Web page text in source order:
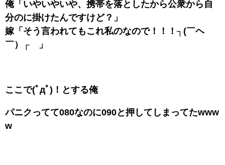
俺「いやいやいや、携帯を落としたから公衆から自
分のに掛けたんですけど？」
嫁「そう言われてもこれ私のなので！！！┐(￣ヘ
￣）┌ 」
ここで(ﾟдﾟ)！とする俺
パニクってて080なのに090と押してしまってたwww
w